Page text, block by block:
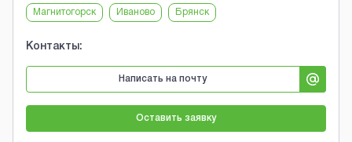
Магнитогорск Иваново Брянск
Контакты:
Написать на почту
Оставить заявку